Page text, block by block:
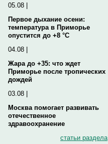
05.08 |
Первое дыхание осени:
температура в Приморье
опустится до +8 °C
04.08 |
Жара до +35: что ждет
Приморье после тропических
дождей
03.08 |
Москва помогает развивать
отечественное
здравоохранение
статьи раздела